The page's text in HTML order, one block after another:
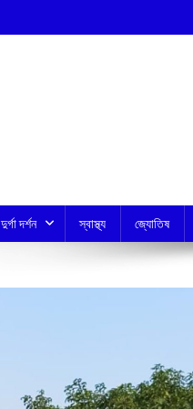
দুর্গা দর্শন স্বাস্থ্য জ্যোতিষ